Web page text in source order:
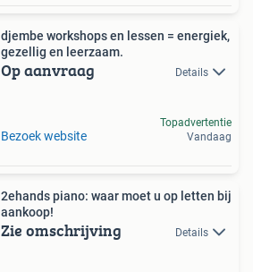
djembe workshops en lessen = energiek,
gezellig en leerzaam.
Op aanvraag Details
Bezoek website
Topadvertentie
Vandaag
2ehands piano: waar moet u op letten bij
aankoop!
Zie omschrijving Details